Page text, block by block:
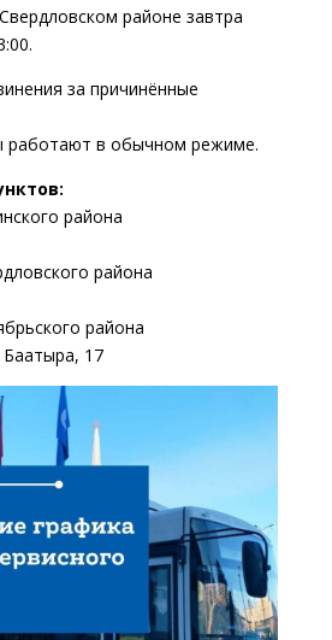
районе завтра
за причинённые
работают в обычном режиме.
района
района
района
Баатыра, 17